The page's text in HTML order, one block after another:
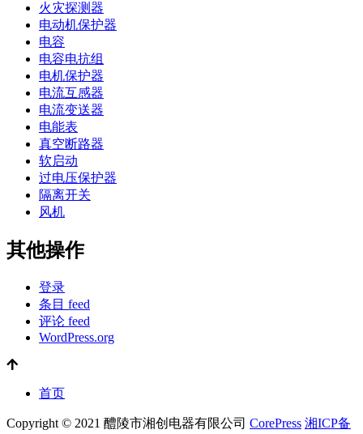
火灾探测器
电动机保护器
电容
电容电抗组
电机保护器
电流互感器
电流变送器
电能表
真空断路器
软启动
过电压保护器
隔离开关
风机
其他操作
登录
条目 feed
评论 feed
WordPress.org
首页
Copyright © 2021 醴陵市湘创电器有限公司 CorePress 湘ICP备